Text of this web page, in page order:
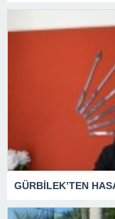
GÜRBİLEK’TEN